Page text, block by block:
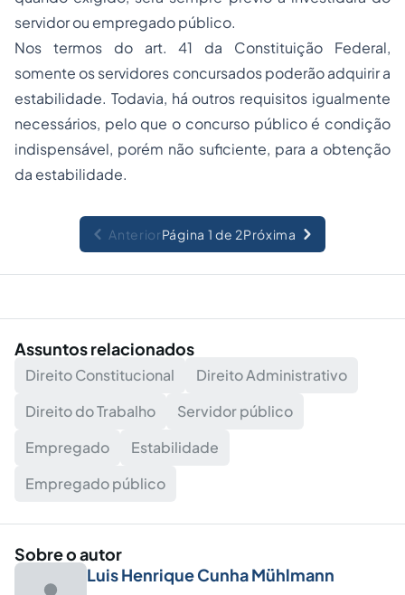
servidor ou empregado público.
Nos termos do art. 41 da Constituição Federal,
somente os servidores concursados poderão adquirir a
estabilidade. Todavia, há outros requisitos igualmente
necessários, pelo que o concurso público é condição
indispensável, porém não suficiente, para a obtenção
da estabilidade.
AnteriorPágina 1 de 2Próxima
Assuntos relacionados
Direito Constitucional
Direito Administrativo
Direito do Trabalho
Servidor público
Empregado
Estabilidade
Empregado público
Sobre o autor
Luis Henrique Cunha Mühlmann